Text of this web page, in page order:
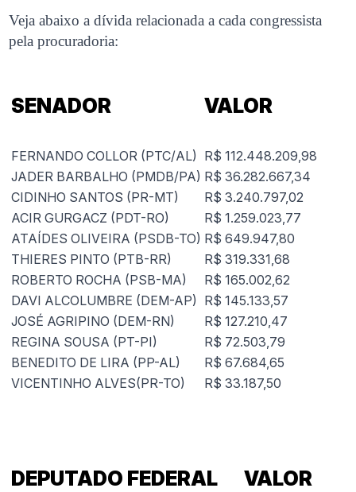
Veja abaixo a dívida relacionada a cada congressista
pela procuradoria:
SENADOR VALOR
FERNANDO COLLOR (PTC/AL) R$ 112.448.209,98
JADER BARBALHO (PMDB/PA) R$ 36.282.667,34
CIDINHO SANTOS (PR-MT)
R$ 3.240.797,02
ACIR GURGACZ (PDT-RO)
R$ 1.259.023,77
ATAÍDES OLIVEIRA (PSDB-TO) R$ 649.947,80
THIERES PINTO (PTB-RR)
R$ 319.331,68
ROBERTO ROCHA (PSB-MA)
R$ 165.002,62
DAVI ALCOLUMBRE (DEM-AP) R$ 145.133,57
JOSÉ AGRIPINO (DEM-RN)
R$ 127.210,47
REGINA SOUSA (PT-PI)
R$ 72.503,79
BENEDITO DE LIRA (PP-AL)
R$ 67.684,65
VICENTINHO ALVES(PR-TO)
R$ 33.187,50
DEPUTADO FEDERAL VALOR